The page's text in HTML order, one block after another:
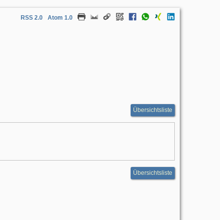
RSS 2.0 Atom 1.0
Übersichtsliste
Übersichtsliste